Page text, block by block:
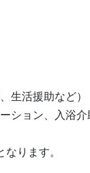
生活援助など）
ション、入浴
ります。